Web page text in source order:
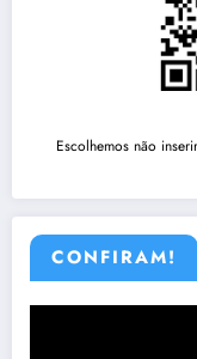
Escolhemos não
CONFIRAM!